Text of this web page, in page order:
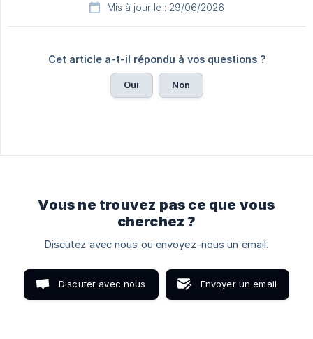
Mis à jour le : 29/06/2026
Cet article a-t-il répondu à vos questions ?
Oui Non
Vous ne trouvez pas ce que vous
cherchez ?
Discutez avec nous ou envoyez-nous un email.
Discuter avec nous Envoyer un email